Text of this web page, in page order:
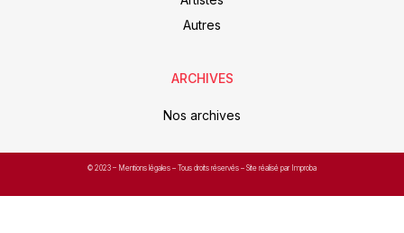
Autres
ARCHIVES
Nos archives
© 2023 – Mentions légales – Tous droits réservés – Site réalisé par Improba